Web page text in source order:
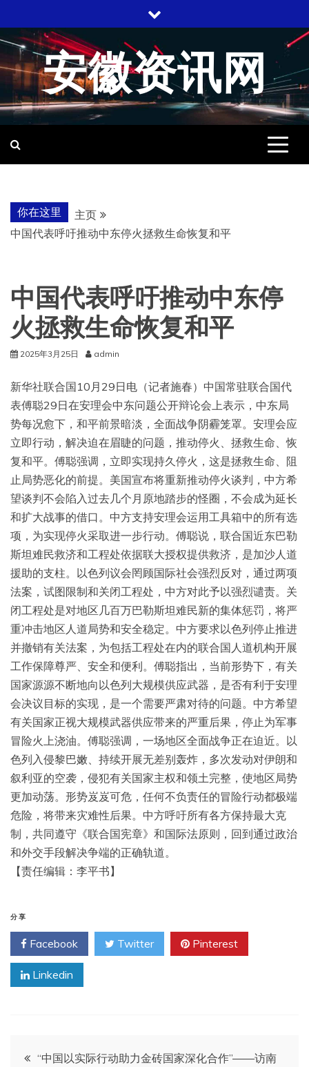
至
内
容
安徽资讯网
你在这里
主页
中国代表呼吁推动中东停火拯救生命恢复和平
中国代表呼吁推动中东停
火拯救生命恢复和平
2025年3月25日 admin
新华社联合国10月29日电（记者施春）中国常驻联合国代
表傅聪29日在安理会中东问题公开辩论会上表示，中东局
势每况愈下，和平前景暗淡，全面战争阴霾笼罩。安理会应
立即行动，解决迫在眉睫的问题，推动停火、拯救生命、恢
复和平。傅聪强调，立即实现持久停火，这是拯救生命、阻
止局势恶化的前提。美国宣布将重新推动停火谈判，中方希
望谈判不会陷入过去几个月原地踏步的怪圈，不会成为延长
和扩大战事的借口。中方支持安理会运用工具箱中的所有选
项，为实现停火采取进一步行动。傅聪说，联合国近东巴勒
斯坦难民救济和工程处依据联大授权提供救济，是加沙人道
援助的支柱。以色列议会罔顾国际社会强烈反对，通过两项
法案，试图限制和关闭工程处，中方对此予以强烈谴责。关
闭工程处是对地区几百万巴勒斯坦难民新的集体惩罚，将严
重冲击地区人道局势和安全稳定。中方要求以色列停止推进
并撤销有关法案，为包括工程处在内的联合国人道机构开展
工作保障尊严、安全和便利。傅聪指出，当前形势下，有关
国家源源不断地向以色列大规模供应武器，是否有利于安理
会决议目标的实现，是一个需要严肃对待的问题。中方希望
有关国家正视大规模武器供应带来的严重后果，停止为军事
冒险火上浇油。傅聪强调，一场地区全面战争正在迫近。以
色列入侵黎巴嫩、持续开展无差别轰炸，多次发动对伊朗和
叙利亚的空袭，侵犯有关国家主权和领土完整，使地区局势
更加动荡。形势岌岌可危，任何不负责任的冒险行动都极端
危险，将带来灾难性后果。中方呼吁所有各方保持最大克
制，共同遵守《联合国宪章》和国际法原则，回到通过政治
和外交手段解决争端的正确轨道。
【责任编辑：李平书】
分享
Facebook Twitter Pinterest
Linkedin
文 “中国以实际行动助力金砖国家深化合作”——访南